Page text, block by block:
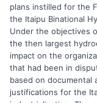
plans instilled for the
the Itaipu Binational
Under the objectives
the then largest
impact on the
that had been in
based on documental
justifications for the